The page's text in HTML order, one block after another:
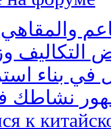
بناء
نشاطك
к